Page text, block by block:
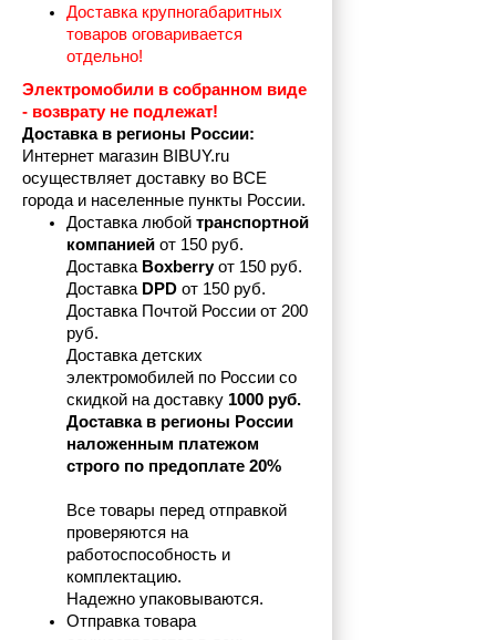
Доставка крупногабаритных
товаров оговаривается
отдельно!
Электромобили в собранном виде
- возврату не подлежат!
Доставка в регионы России:
Интернет магазин BIBUY.ru
осуществляет доставку во ВСЕ
города и населенные пункты России.
Доставка любой транспортной
компанией от 150 руб.
Доставка Boxberry от 150 руб.
Доставка DPD от 150 руб.
Доставка Почтой России от 200
руб.
Доставка детских
электромобилей по России со
скидкой на доставку 1000 руб.
Доставка в регионы России
наложенным платежом
строго по предоплате 20%
Все товары перед отправкой
проверяются на
работоспособность и
комплектацию.
Надежно упаковываются.
Отправка товара